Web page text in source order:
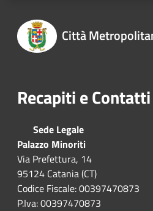
Città
Recapiti e Contatti
Sede Legale
Palazzo Minoriti
Via Prefettura, 14
95124 Catania (CT)
Codice Fiscale: 00397470873
P.Iva: 00397470873